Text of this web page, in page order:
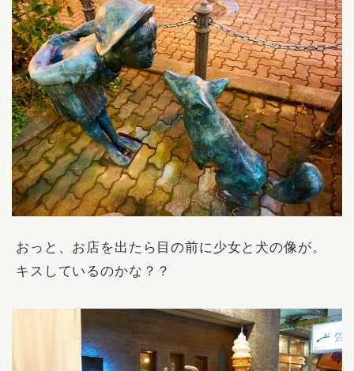
おっと、お店を出たら目の前に少女と犬の像が。
キスしているのかな？？